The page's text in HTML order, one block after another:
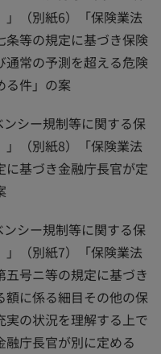
（別紙6）「保険業法
等の規定に基づき保険
通常の予測を超える危険
る件」の案
ンシー規制等に関する保
（別紙8）「保険業法
基づき金融庁長官が定
ンシー規制等に関する保
（別紙7）「保険業法
号ニ等の規定に基づき
に係る細目その他の保
の状況を理解する上で
庁長官が別に定める